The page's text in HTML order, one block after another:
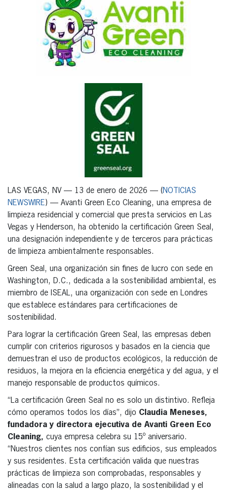
LAS VEGAS, NV — 13 de enero de 2026 — (NOTICIAS
NEWSWIRE) — Avanti Green Eco Cleaning, una empresa de
limpieza residencial y comercial que presta servicios en Las
Vegas y Henderson, ha obtenido la certificación Green Seal,
una designación independiente y de terceros para prácticas
de limpieza ambientalmente responsables.
Green Seal, una organización sin fines de lucro con sede en
Washington, D.C., dedicada a la sostenibilidad ambiental, es
miembro de ISEAL, una organización con sede en Londres
que establece estándares para certificaciones de
sostenibilidad.
Para lograr la certificación Green Seal, las empresas deben
cumplir con criterios rigurosos y basados en la ciencia que
demuestran el uso de productos ecológicos, la reducción de
residuos, la mejora en la eficiencia energética y del agua, y el
manejo responsable de productos químicos.
“La certificación Green Seal no es solo un distintivo. Refleja
cómo operamos todos los días”, dijo Claudia Meneses,
fundadora y directora ejecutiva de Avanti Green Eco
Cleaning, cuya empresa celebra su 15º aniversario.
“Nuestros clientes nos confían sus edificios, sus empleados
y sus residentes. Esta certificación valida que nuestras
prácticas de limpieza son comprobadas, responsables y
alineadas con la salud a largo plazo, la sostenibilidad y el